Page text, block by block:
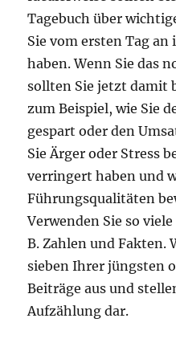
Tagebuch über
Sie vom ersten Tag
haben. Wenn Sie das
sollten Sie jetzt damit
zum Beispiel, wie Sie
gespart oder den
Sie Ärger oder Stress
verringert haben und
Führungsqualitäten
Verwenden Sie so
B. Zahlen und Fakten.
sieben Ihrer jüngsten
Beiträge aus und
Aufzählung dar.